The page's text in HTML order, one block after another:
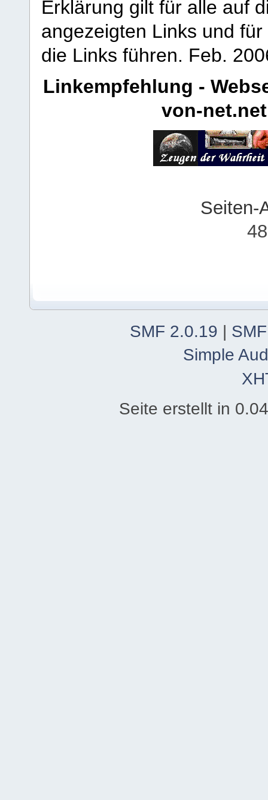
Erklärung gilt für alle auf
angezeigten Links und
die Links führen. Feb.
Linkempfehlung -
von-net.net
Seiten-
SMF 2.0.19 |
Simple
Seite erstellt in